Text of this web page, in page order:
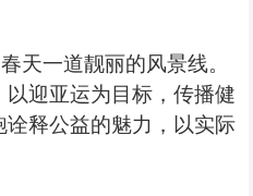
天一道靓丽的风景线。
迎亚运为目标，传播健
释公益的魅力，以实际